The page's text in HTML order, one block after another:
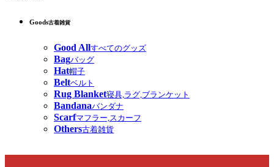
Goods古着雑貨
Good Allすべてのグッズ
Bagバッグ
Hat帽子
Beltベルト
Rug Blanket寝具,ラグ,ブランケット
Bandanaバンダナ
Scarfマフラー,スカーフ
Others古着雑貨